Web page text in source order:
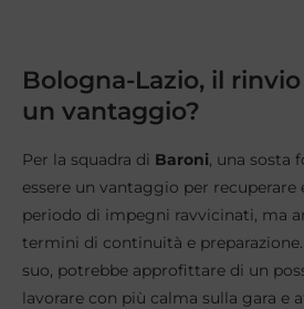
Bologna-Lazio, il
un vantaggio?
Per la squadra di Baroni, una sosta
essere un vantaggio per recuperare
periodo di impegni ravvicinati, ma
termini di continuità e preparazione.
suo, potrebbe approfittare di un
lavorare con più calma sulla gara e